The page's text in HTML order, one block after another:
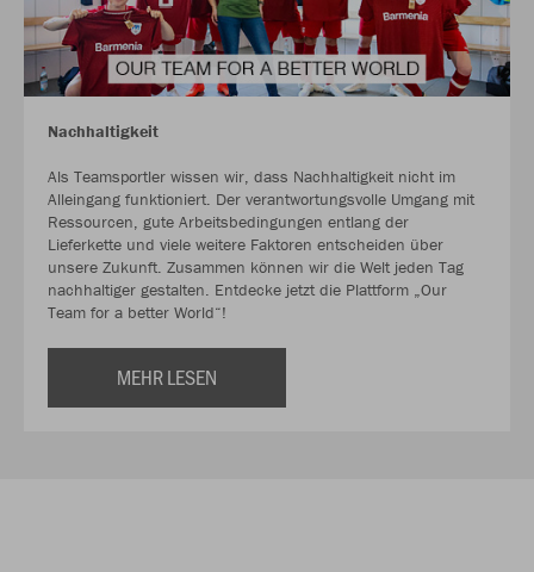
Nachhaltigkeit
Als Teamsportler wissen wir, dass Nachhaltigkeit nicht im
Alleingang funktioniert. Der verantwortungsvolle Umgang mit
Ressourcen, gute Arbeitsbedingungen entlang der
Lieferkette und viele weitere Faktoren entscheiden über
unsere Zukunft. Zusammen können wir die Welt jeden Tag
nachhaltiger gestalten. Entdecke jetzt die Plattform „Our
Team for a better World“!
MEHR LESEN